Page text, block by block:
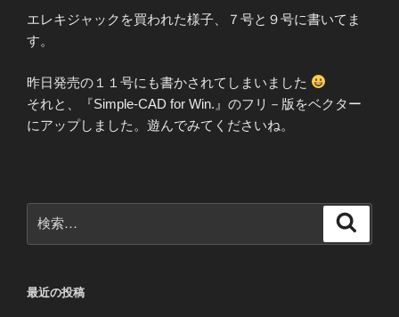
エレキジャックを買われた様子、７号と９号に書いてま
す。
昨日発売の１１号にも書かされてしまいました
それと、『Simple-CAD for Win.』のフリ－版をベクター
にアップしました。遊んでみてくださいね。
索:
最近の投稿